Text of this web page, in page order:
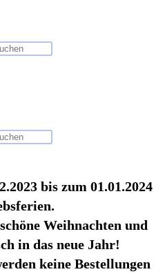
bis zum 01.01.2024
Weihnachten und
in das neue Jahr!
keine Bestellungen